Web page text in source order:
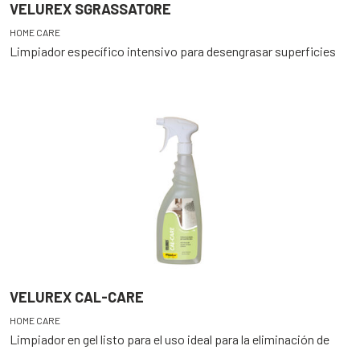
VELUREX SGRASSATORE
HOME CARE
Limpiador específico intensivo para desengrasar superficies
VELUREX CAL-CARE
HOME CARE
Limpiador en gel listo para el uso ideal para la eliminación de